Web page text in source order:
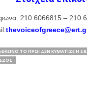
210 6066815 – 210
«ΕΚΕΊΝΟ ΤΟ ΠΡΩΊ ΔΕΝ ΚΥΜΆΤΙΖΕ Η